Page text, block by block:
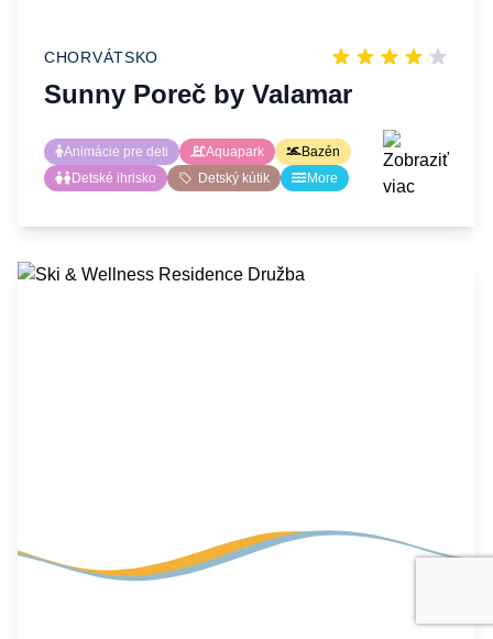
CHORVÁTSKO
Sunny Poreč by Valamar
Animácie pre deti Aquapark
Bazén
Detské ihrisko
Detský kútik More